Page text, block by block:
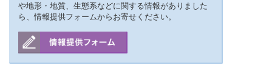
や地形・地質、生態系などに関する情報がありました
ら、情報提供フォームからお寄せください。